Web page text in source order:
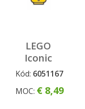
LEGO
Iconic
Menovka
batožinu
Kód: 6051167
MOC: € 8,49